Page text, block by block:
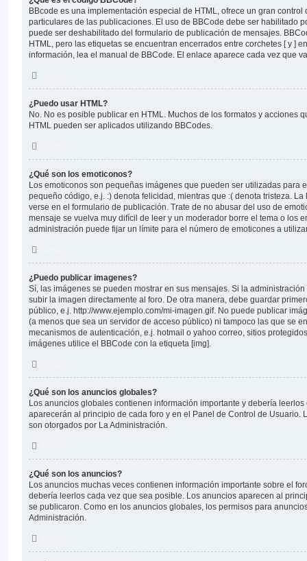
BBcode es una implementación especial de HTML, ofrece un gran control
particulares de las publicaciones. El uso de BBCode debe ser habilitado
puede ser deshabilitado del formulario de publicación de mensajes.
HTML, pero las etiquetas se encuentran encerrados entre corchetes [ y ]
información, lea el manual de BBCode. El enlace aparece cada vez que
¿Puedo usar HTML?
No. No es posible publicar en HTML. Muchos de los formatos y acciones
HTML pueden ser aplicados utilizando BBCodes.
¿Qué son los emoticonos?
Los emoticonos son pequeñas imágenes que pueden ser utilizadas para
pequeño código, e.j. :) denota felicidad, mientras que :( denota tristeza.
verse en el formulario de publicación. Trate de no abusar del uso de
mensaje se vuelva muy difícil de leer y un moderador borre el tema o los
administración puede fijar un límite para el número de emoticones a
¿Puedo publicar imagenes?
Sí, las imágenes se pueden mostrar en sus mensajes. Si la
subir la imagen directamente al foro. De otra manera, debe guardar
público, e.j. http://www.ejemplo.com/mi-imagen.gif. No puede publicar
(a menos que sea un servidor de acceso público) ni tampoco las que se
mecanismos de autenticación, e.j. hotmail o yahoo correo, sitios
imágenes utilice el BBCode con la etiqueta [img].
¿Qué son los anuncios globales?
Los anuncios globales contienen información importante y debería
aparecerán al principio de cada foro y en el Panel de Control de Usuario.
son otorgados por La Administración.
¿Qué son los anuncios?
Los anuncios muchas veces contienen información importante sobre el
debería leerlos cada vez que sea posible. Los anuncios aparecen al
se publicaron. Como en los anuncios globales, los permisos para
Administración.